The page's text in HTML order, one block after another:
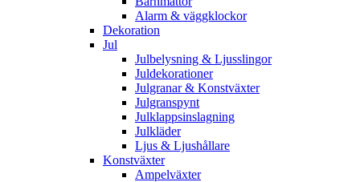
Alarm & väggklockor
Dekoration
Jul
Julbelysning & Ljusslingor
Juldekorationer
Julgranar & Konstväxter
Julgranspynt
Julklappsinslagning
Julkläder
Ljus & Ljushållare
Konstväxter
Ampelväxter